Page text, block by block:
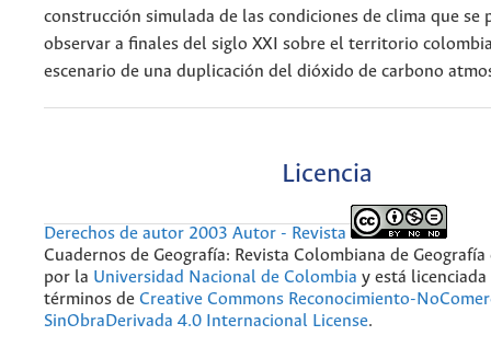
construcción simulada de las condiciones de clima que se
observar a finales del siglo XXI sobre el territorio
escenario de una duplicación del dióxido de carbono
Licencia
Derechos de autor 2003 Autor - Revista
Cuadernos de Geografía: Revista Colombiana de Geografía
por la Universidad Nacional de Colombia y está
términos de Creative Commons Reconocimiento-
SinObraDerivada 4.0 Internacional License.